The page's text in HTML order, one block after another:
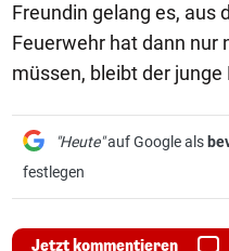
Freundin gelang es, aus
Feuerwehr hat dann nur
müssen, bleibt der
"Heute"auf Google als
festlegen
Jetzt kommentieren